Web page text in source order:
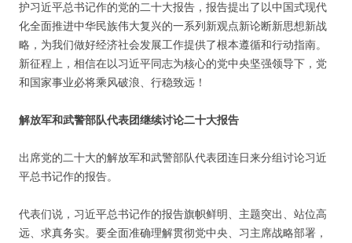
护习近平总书记作的党的二十大报告，报告提出了以中国式现代
化全面推进中华民族伟大复兴的一系列新观点新论断新思想新战
略，为我们做好经济社会发展工作提供了根本遵循和行动指南。
新征程上，相信在以习近平同志为核心的党中央坚强领导下，党
和国家事业必将乘风破浪、行稳致远！
解放军和武警部队代表团继续讨论二十大报告
出席党的二十大的解放军和武警部队代表团连日来分组讨论习近
平总书记作的报告。
代表们说，习近平总书记作的报告旗帜鲜明、主题突出、站位高
远、求真务实。要全面准确理解贯彻党中央、习主席战略部署，